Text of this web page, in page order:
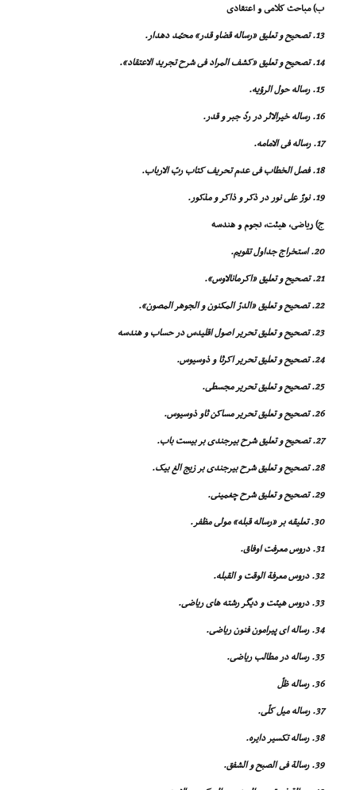
ب) مباحث کلامى و اعتقادى
13. تصحیح و تعلیق «رساله قضاو قدر» محمّد دهدار.
14. تصحیح و تعلیق «کشف المراد فى شرح تجرید الاعتقاد».
15. رساله حول الرؤیه.
16. رساله خیرالاثر در ردّ جبر و قدر.
17. رساله فى الامامه.
18. فصل الخطاب فى عدم تحریف کتاب ربّ الارباب.
19. نورٌ على نور در ذکر و ذاکر و مذکور.
ج) ریاضى، هیئت، نجوم و هندسه
20. استخراج جداول تقویم.
21. تصحیح و تعلیق «اکرمانالاوس».
22. تصحیح و تعلیق «الدرّ المکنون و الجوهر المصون».
23. تصحیح و تعلیق تحریر اصول اقلیدس در حساب و هندسه
24. تصحیح و تعلیق تحریر اکرثا و ذوسیوس.
25. تصحیح و تعلیق تحریر مجسطى.
26. تصحیح و تعلیق تحریر مساکن ثاو ذوسیوس.
27. تصحیح و تعلیق شرح بیرجندى بر بیست باب.
28. تصحیح و تعلیق شرح بیرجندى بر زیج الغ بیک.
29. تصحیح و تعلیق شرح چغمینى.
30. تعلیقه بر «رساله قبله» مولى مظفر.
31. دروس معرفت اوفاق.
32. دروس معرفة الوقت و القبله.
33. دروس هیئت و دیگر رشته هاى ریاضى.
34. رساله اى پیرامون فنون ریاضى.
35. رساله در مطالب ریاضى.
36. رساله ظلّ
37. رساله میل کلّى.
38. رساله تکسیر دایره.
39. رسالة فى الصبح و الشفق.